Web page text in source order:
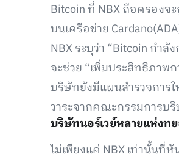
Bitcoin ที่ NBX ถือครองจ
บนเครือข่าย
NBX ระบุว่า “Bitcoin กำ
จะช่วย “เพิ่มประสิทธิภาพ
บริษัทยังมีแผนสำรวจการ
วาระจากคณะกรรมการบ
บริษัทนอร์เวย์หลายแห่งท
ไม่เพียงแค่ NBX เท่านั้นที่